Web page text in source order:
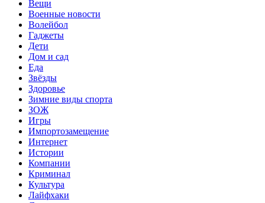
Вещи
Военные новости
Волейбол
Гаджеты
Дети
Дом и сад
Еда
Звёзды
Здоровье
Зимние виды спорта
ЗОЖ
Игры
Импортозамещение
Интернет
Истории
Компании
Криминал
Культура
Лайфхаки